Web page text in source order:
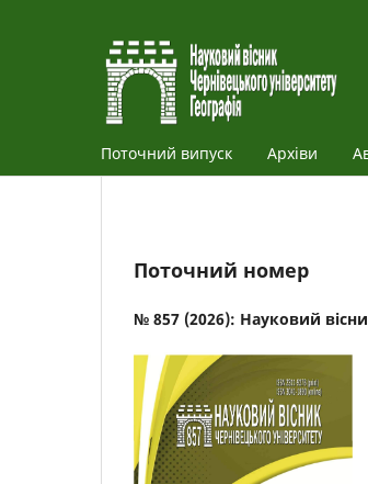
Поточний випуск Архіви
Поточний номер
№ 857 (2026): Науковий